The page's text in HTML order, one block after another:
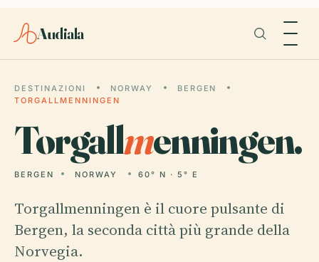
Audiala
DESTINAZIONI NORWAY
BERGEN
TORGALLMENNINGEN
Torgallmenningen.
BERGEN NORWAY 60° N · 5° E
Torgallmenningen è il cuore pulsante di
Bergen, la seconda città più grande della
Norvegia.